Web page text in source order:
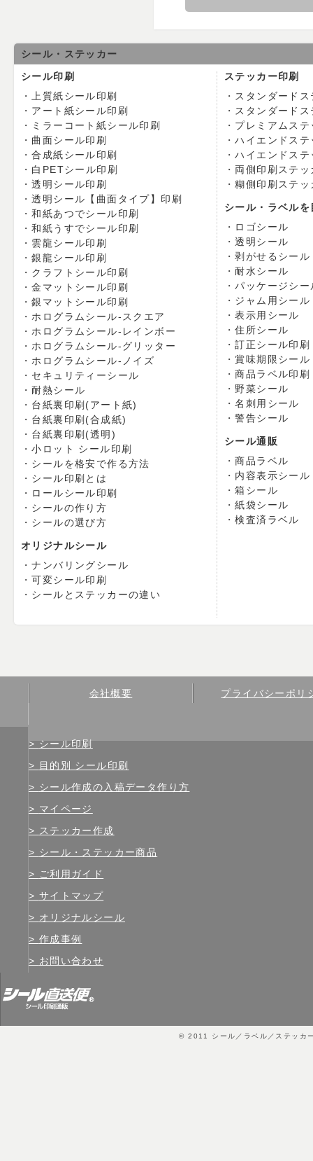
シール・ステッカー
シール印刷
上質紙シール印刷
アート紙シール印刷
ミラーコート紙シール印刷
曲面シール印刷
合成紙シール印刷
白PETシール印刷
透明シール印刷
透明シール【曲面タイプ】印刷
和紙あつでシール印刷
和紙うすでシール印刷
雲龍シール印刷
銀龍シール印刷
クラフトシール印刷
金マットシール印刷
銀マットシール印刷
ホログラムシール-スクエア
ホログラムシール-レインボー
ホログラムシール-グリッター
ホログラムシール-ノイズ
セキュリティーシール
耐熱シール
台紙裏印刷(アート紙)
台紙裏印刷(合成紙)
台紙裏印刷(透明)
小ロット シール印刷
シールを格安で作る方法
シール印刷とは
ロールシール印刷
シールの作り方
シールの選び方
オリジナルシール
ナンバリングシール
可変シール印刷
シールとステッカーの違い
ステッカー印刷
スタンダード
スタンダード
プレミアムステ
ハイエンドステ
ハイエンドス
両側印刷ステッ
糊側印刷ステッ
シール・ラベル
ロゴシール
透明シール
剥がせるシール
耐水シール
パッケージシー
ジャム用シール
表示用シール
住所シール
訂正シール印刷
賞味期限シール
商品ラベル印刷
野菜シール
名刺用シール
警告シール
シール通販
商品ラベル
内容表示シール
箱シール
紙袋シール
検査済ラベル
会社概要 プライバシーポリ
シール印刷
目的別 シール印刷
シール作成の入稿データ作り方
マイページ
ステッカー作成
シール・ステッカー商品
ご利用ガイド
サイトマップ
オリジナルシール
作成事例
お問い合わせ
© 2011 シール／ラベル／ステッカ